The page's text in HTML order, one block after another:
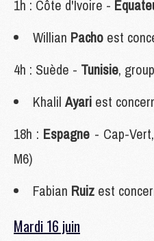
1h : Côte d'Ivoire -
Willian Pacho est
4h : Suède - Tunisie,
Khalil Ayari est
18h : Espagne - Cap-
M6)
Fabian Ruiz est
Mardi 16 juin